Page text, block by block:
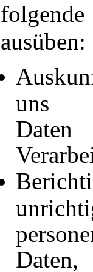
ausüben:
uns
Daten,